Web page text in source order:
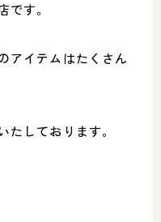
です。
アイテムはたくさん
しております。